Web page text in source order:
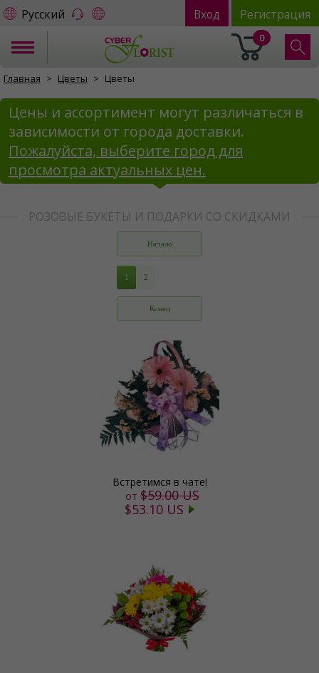
Русский Вход Регистрация
0
Главная Цветы Цветы
Цены и ассортимент могут различаться в
зависимости от города доставки.
Пожалуйста, выберите город для
просмотра актуальных цен.
РОЗОВЫЕ БУКЕТЫ И ПОДАРКИ СО СКИДКАМИ
Начало
1 2
Конец
Встретимся в чате!
от $59.00 US
$53.10 US